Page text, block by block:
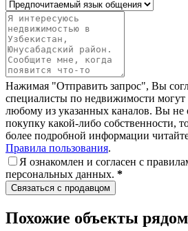
Нажимая "Отправить запрос", Вы
специалисты по недвижимости могут
любому из указанных каналов. Вы не
покупку какой-либо собственности,
более подробной информации
Правила пользования.
Я ознакомлен и согласен с
персональных данных. *
Связаться с продавцом
Похожие объекты рядом